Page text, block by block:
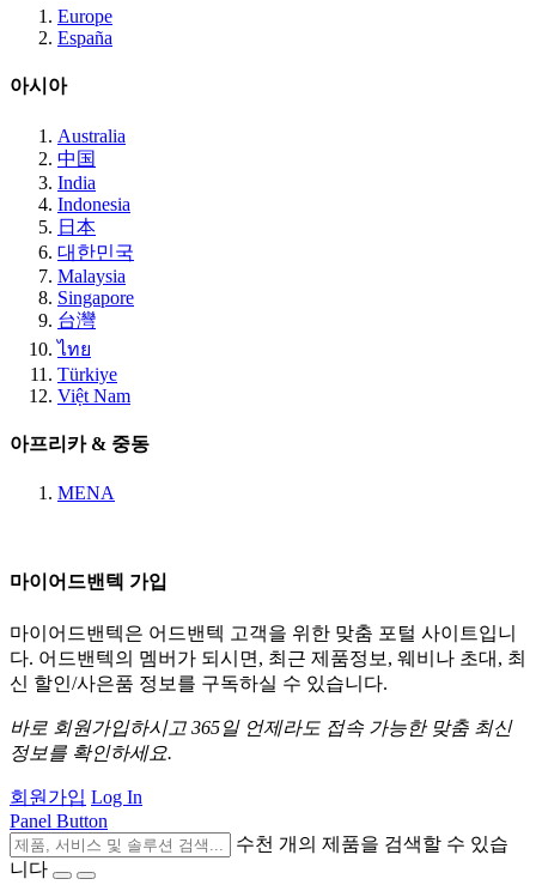
Europe
España
아시아
Australia
中国
India
Indonesia
日本
대한민국
Malaysia
Singapore
台灣
ไทย
Türkiye
Việt Nam
아프리카 & 중동
MENA
마이어드밴텍 가입
마이어드밴텍은 어드밴텍 고객을 위한 맞춤 포털 사이트입니
다. 어드밴텍의 멤버가 되시면, 최근 제품정보, 웨비나 초대, 최
신 할인/사은품 정보를 구독하실 수 있습니다.
바로 회원가입하시고 365일 언제라도 접속 가능한 맞춤 최신
정보를 확인하세요.
회원가입 Log In
Panel Button
수천 개의 제품을 검색할 수 있습
니다